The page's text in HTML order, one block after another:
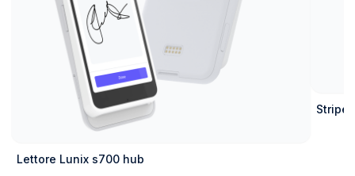
Lettore Lunix s700 hub
Stripe